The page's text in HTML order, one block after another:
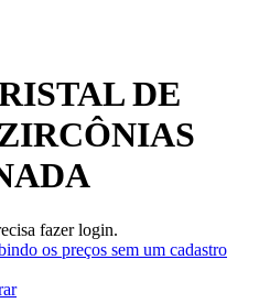
DE
fazer login.
os preços sem um cadastro